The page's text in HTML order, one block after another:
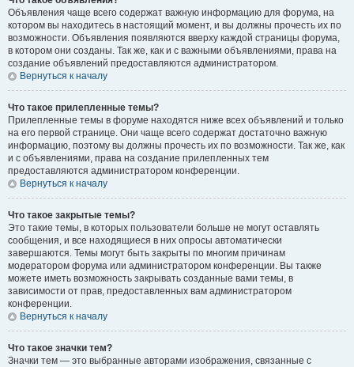
Объявления чаще всего содержат важную информацию для форума, на
котором вы находитесь в настоящий момент, и вы должны прочесть их по
возможности. Объявления появляются вверху каждой страницы форума,
в котором они созданы. Так же, как и с важными объявлениями, права на
создание объявлений предоставляются администратором.
Вернуться к началу
Что такое прилепленные темы?
Прилепленные темы в форуме находятся ниже всех объявлений и только
на его первой странице. Они чаще всего содержат достаточно важную
информацию, поэтому вы должны прочесть их по возможности. Так же, как
и с объявлениями, права на создание прилепленных тем
предоставляются администратором конференции.
Вернуться к началу
Что такое закрытые темы?
Это такие темы, в которых пользователи больше не могут оставлять
сообщения, и все находящиеся в них опросы автоматически
завершаются. Темы могут быть закрыты по многим причинам
модератором форума или администратором конференции. Вы также
можете иметь возможность закрывать созданные вами темы, в
зависимости от прав, предоставленных вам администратором
конференции.
Вернуться к началу
Что такое значки тем?
Значки тем — это выбранные авторами изображения, связанные с